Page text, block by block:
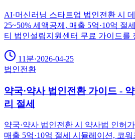
AI·머신러닝 스타트업 법인전환 시
25~50% 세액공제, 매출 5억·10억 절
티 법인설립지원센터 무료 가이드를
11분·2026-04-25
법인전환
약국·약사 법인전환 가이드 -
리 절세
약국·약사 법인전환 시 약사법 인허
매출 5억·10억 절세 시뮬레이션, 코